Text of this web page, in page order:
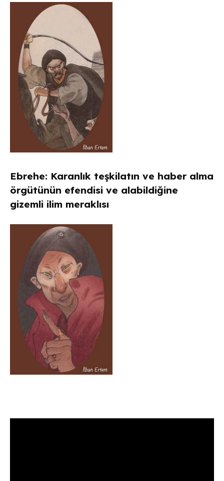
Ebrehe: Karanlık teşkilatın ve haber alma
örgütünün efendisi ve alabildiğine
gizemli ilim meraklısı